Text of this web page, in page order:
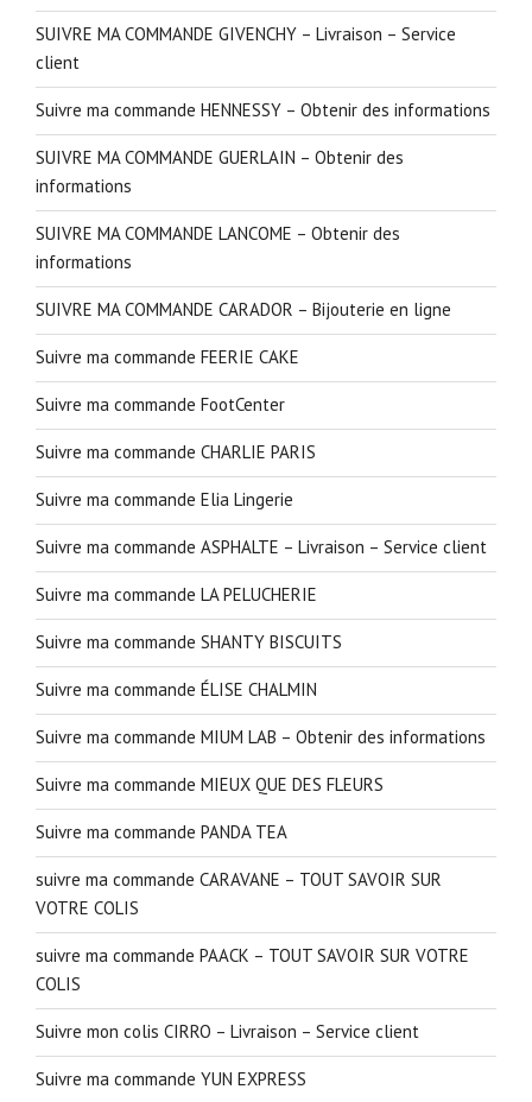
SUIVRE MA COMMANDE GIVENCHY – Livraison – Service
client
Suivre ma commande HENNESSY – Obtenir des informations
SUIVRE MA COMMANDE GUERLAIN – Obtenir des
informations
SUIVRE MA COMMANDE LANCOME – Obtenir des
informations
SUIVRE MA COMMANDE CARADOR – Bijouterie en ligne
Suivre ma commande FEERIE CAKE
Suivre ma commande FootCenter
Suivre ma commande CHARLIE PARIS
Suivre ma commande Elia Lingerie
Suivre ma commande ASPHALTE – Livraison – Service client
Suivre ma commande LA PELUCHERIE
Suivre ma commande SHANTY BISCUITS
Suivre ma commande ÉLISE CHALMIN
Suivre ma commande MIUM LAB – Obtenir des informations
Suivre ma commande MIEUX QUE DES FLEURS
Suivre ma commande PANDA TEA
suivre ma commande CARAVANE – TOUT SAVOIR SUR
VOTRE COLIS
suivre ma commande PAACK – TOUT SAVOIR SUR VOTRE
COLIS
Suivre mon colis CIRRO – Livraison – Service client
Suivre ma commande YUN EXPRESS